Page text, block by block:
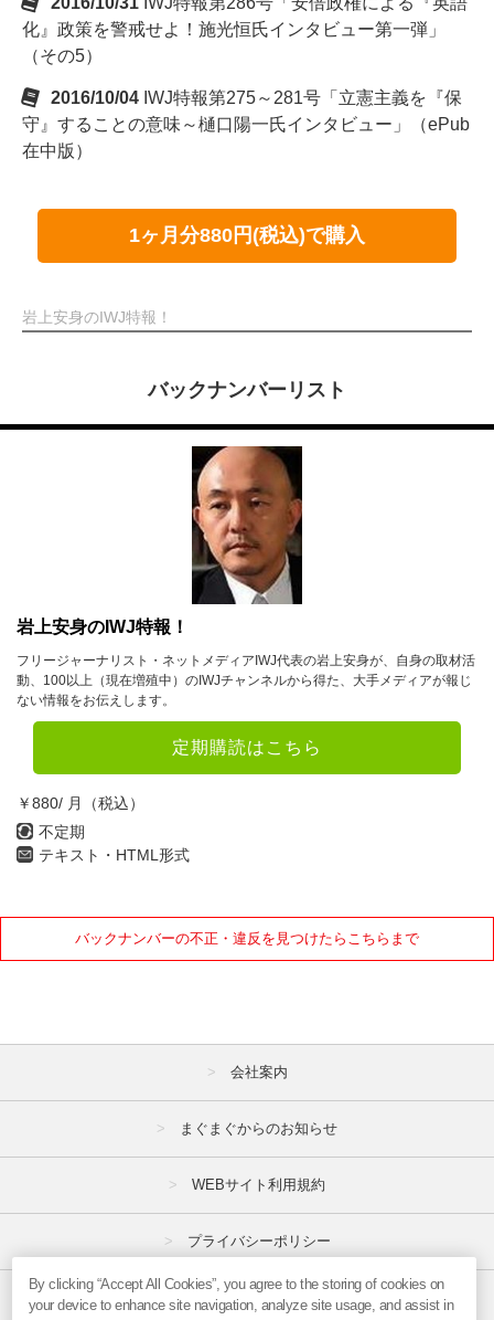
化』政策を警戒せよ！施光恒氏インタビュー第一弾」
（その5）
2016/10/04 IWJ特報第275～281号「立憲主義を『保
守』することの意味～樋口陽一氏インタビュー」（ePub
在中版）
1ヶ月分880円(税込)で購入
岩上安身のIWJ特報！
バックナンバーリスト
岩上安身のIWJ特報！
フリージャーナリスト・ネットメディアIWJ代表の岩上安身が、自身の取材活
動、100以上（現在増殖中）のIWJチャンネルから得た、大手メディアが報じ
ない情報をお伝えします。
定期購読はこちら
￥880/ 月（税込）
不定期
テキスト・HTML形式
バックナンバーの不正・違反を見つけたらこちらまで
会社案内
まぐまぐからのお知らせ
WEBサイト利用規約
プライバシーポリシー
特定商取引法
By clicking “Accept All Cookies”, you agree to the storing of cookies on
your device to enhance site navigation, analyze site usage, and assist in